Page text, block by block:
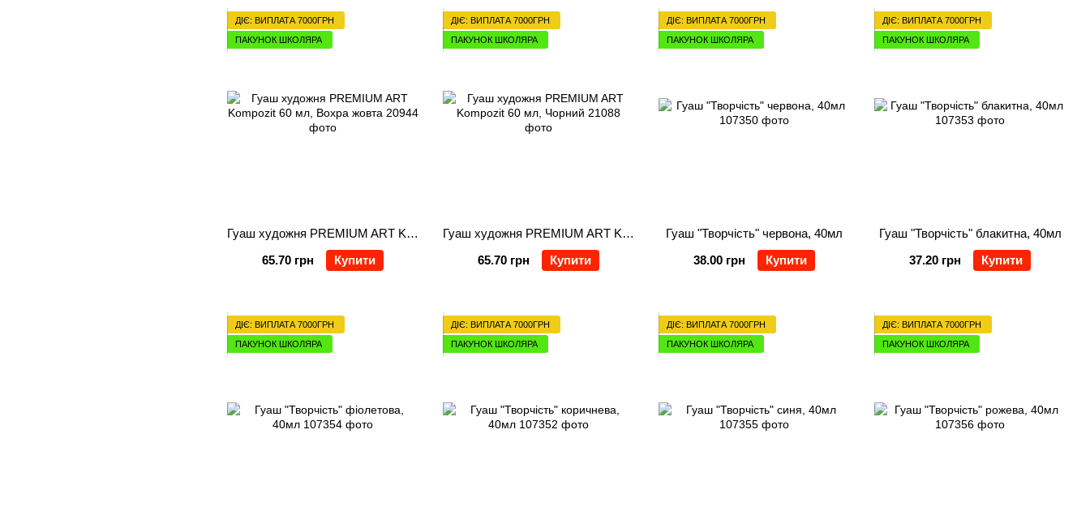
ДІЄ: ВИПЛАТА 7000ГРН
ПАКУНОК ШКОЛЯРА
Гуаш художня PREMIUM ART Kompozit 60 мл, Вохра жовта
65.70 грн
Купити
ДІЄ: ВИПЛАТА 7000ГРН
ПАКУНОК ШКОЛЯРА
Гуаш художня PREMIUM ART Kompozit 60 мл, Чорний
65.70 грн
Купити
ДІЄ: ВИПЛАТА 7000ГРН
ПАКУНОК ШКОЛЯРА
Гуаш "Творчість" червона, 40мл
38.00 грн
Купити
ДІЄ: ВИПЛАТА 7000ГРН
ПАКУНОК ШКОЛЯРА
Гуаш "Творчість" блакитна, 40мл
37.20 грн
Купити
ДІЄ: ВИПЛАТА 7000ГРН
ПАКУНОК ШКОЛЯРА
ДІЄ: ВИПЛАТА 7000ГРН
ПАКУНОК ШКОЛЯРА
ДІЄ: ВИПЛАТА 7000ГРН
ПАКУНОК ШКОЛЯРА
ДІЄ: ВИПЛАТА 7000ГРН
ПАКУНОК ШКОЛЯРА